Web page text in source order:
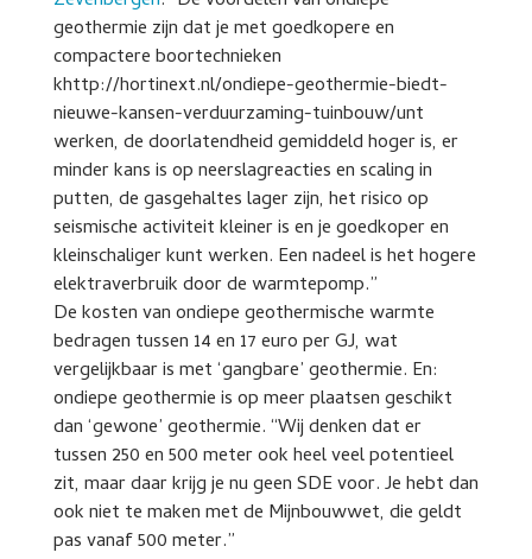
geothermie zijn dat je met goedkopere en
compactere boortechnieken
khttp://hortinext.nl/ondiepe-geothermie-biedt-
nieuwe-kansen-verduurzaming-tuinbouw/unt
werken, de doorlatendheid gemiddeld hoger is, er
minder kans is op neerslagreacties en scaling in
putten, de gasgehaltes lager zijn, het risico op
seismische activiteit kleiner is en je goedkoper en
kleinschaliger kunt werken. Een nadeel is het hogere
elektraverbruik door de warmtepomp.”
De kosten van ondiepe geothermische warmte
bedragen tussen 14 en 17 euro per GJ, wat
vergelijkbaar is met ‘gangbare’ geothermie. En:
ondiepe geothermie is op meer plaatsen geschikt
dan ‘gewone’ geothermie. “Wij denken dat er
tussen 250 en 500 meter ook heel veel potentieel
zit, maar daar krijg je nu geen SDE voor. Je hebt dan
ook niet te maken met de Mijnbouwwet, die geldt
pas vanaf 500 meter.”